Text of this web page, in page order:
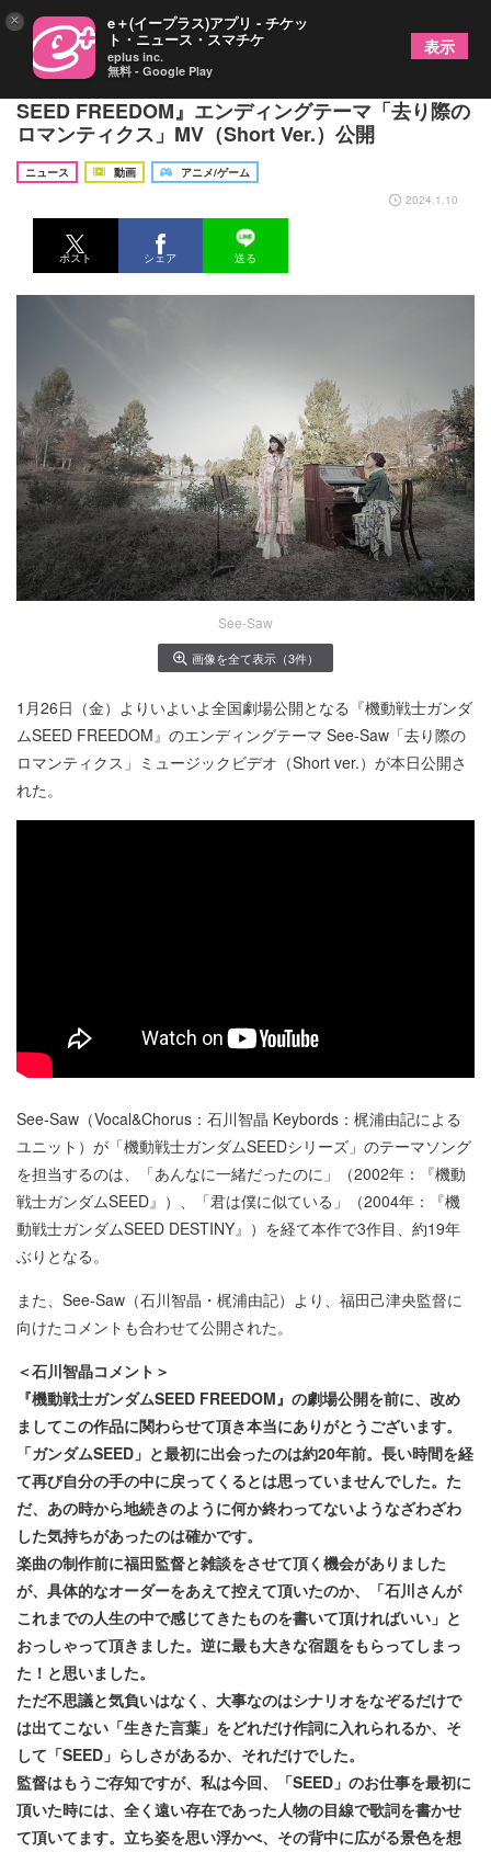
See-Saw、約19年ぶりの新曲『機動戦士ガンダム
SEED FREEDOM』エンディングテーマ「去り際の
ロマンティクス」MV（Short Ver.）公開
ニュース 動画
アニメ/ゲーム
2024.1.10
ポスト シェア 送る
See-Saw
画像を全て表示（3件）
1月26日（金）よりいよいよ全国劇場公開となる『機動戦士ガンダ
ムSEED FREEDOM』のエンディングテーマ See-Saw「去り際の
ロマンティクス」ミュージックビデオ（Short ver.）が本日公開さ
れた。
See-Saw（Vocal&Chorus：石川智晶 Keybords：梶浦由記による
ユニット）が「機動戦士ガンダムSEEDシリーズ」のテーマソング
を担当するのは、「あんなに一緒だったのに」（2002年：『機動
戦士ガンダムSEED』）、「君は僕に似ている」（2004年：『機
動戦士ガンダムSEED DESTINY』）を経て本作で3作目、約19年
ぶりとなる。
また、See-Saw（石川智晶・梶浦由記）より、福田己津央監督に
向けたコメントも合わせて公開された。
＜石川智晶コメント＞
『機動戦士ガンダムSEED FREEDOM』の劇場公開を前に、改め
ましてこの作品に関わらせて頂き本当にありがとうございます。
「ガンダムSEED」と最初に出会ったのは約20年前。長い時間を経
て再び自分の手の中に戻ってくるとは思っていませんでした。た
だ、あの時から地続きのように何か終わってないようなざわざわ
した気持ちがあったのは確かです。
楽曲の制作前に福田監督と雑談をさせて頂く機会がありました
が、具体的なオーダーをあえて控えて頂いたのか、「石川さんが
これまでの人生の中で感じてきたものを書いて頂ければいい」と
おっしゃって頂きました。逆に最も大きな宿題をもらってしまっ
た！と思いました。
ただ不思議と気負いはなく、大事なのはシナリオをなぞるだけで
は出てこない「生きた言葉」をどれだけ作詞に入れられるか、そ
して「SEED」らしさがあるか、それだけでした。
監督はもうご存知ですが、私は今回、「SEED」のお仕事を最初に
頂いた時には、全く遠い存在であった人物の目線で歌詞を書かせ
て頂いてます。立ち姿を思い浮かべ、その背中に広がる景色を想
× e＋(イープラス)アプリ - チケッ
ト・ニュース・スマチケ
eplus inc.
無料 - Google Play
表示